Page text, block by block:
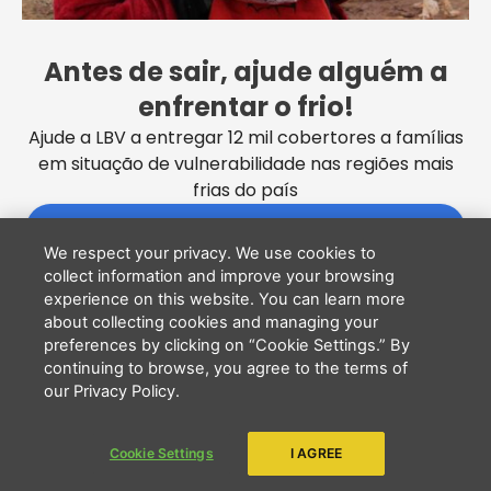
São Paulo/SP CEP: 01131-010 | CNPJ – 33.915.604/0001-17 |
Cookie Settings
F
a
c
e
b
o
o
k
I
n
s
t
a
g
r
a
m
Y
o
u
t
u
b
e
PCD - Faça parte do nosso time
Tem interesse em ajudar?Deixe seu telefone que a gente te liga.
Li e concordo que minhas informações serão
tratadas de acordo com oAviso de Privacidade
da LBV
ENVIAR
Copyright 2026 - LBV - Legião da Boa Vontade. Todos os direitos
reservados.
We respect your privacy. We use cookies to
collect information and improve your browsing
experience on this website. You can learn more
about collecting cookies and managing your
preferences by clicking on “Cookie Settings.” By
continuing to browse, you agree to the terms of
our Privacy Policy.
Cookie Settings I AGREE
Antes de sair, ajude alguém a
enfrentar o frio!
Ajude a LBV a entregar 12 mil cobertores a famílias
em situação de vulnerabilidade nas regiões mais
frias do país
QUERO DOAR